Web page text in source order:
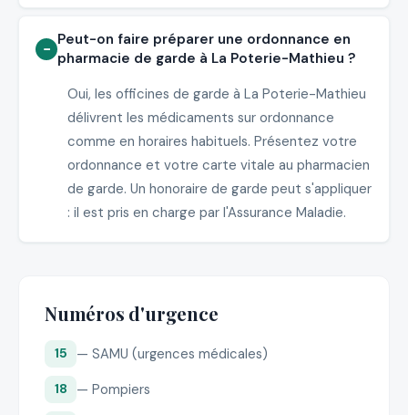
Peut-on faire préparer une ordonnance en
pharmacie de garde à La Poterie-Mathieu ?
Oui, les officines de garde à La Poterie-Mathieu
délivrent les médicaments sur ordonnance
comme en horaires habituels. Présentez votre
ordonnance et votre carte vitale au pharmacien
de garde. Un honoraire de garde peut s'appliquer
: il est pris en charge par l'Assurance Maladie.
Numéros d'urgence
15 — SAMU (urgences médicales)
18 — Pompiers